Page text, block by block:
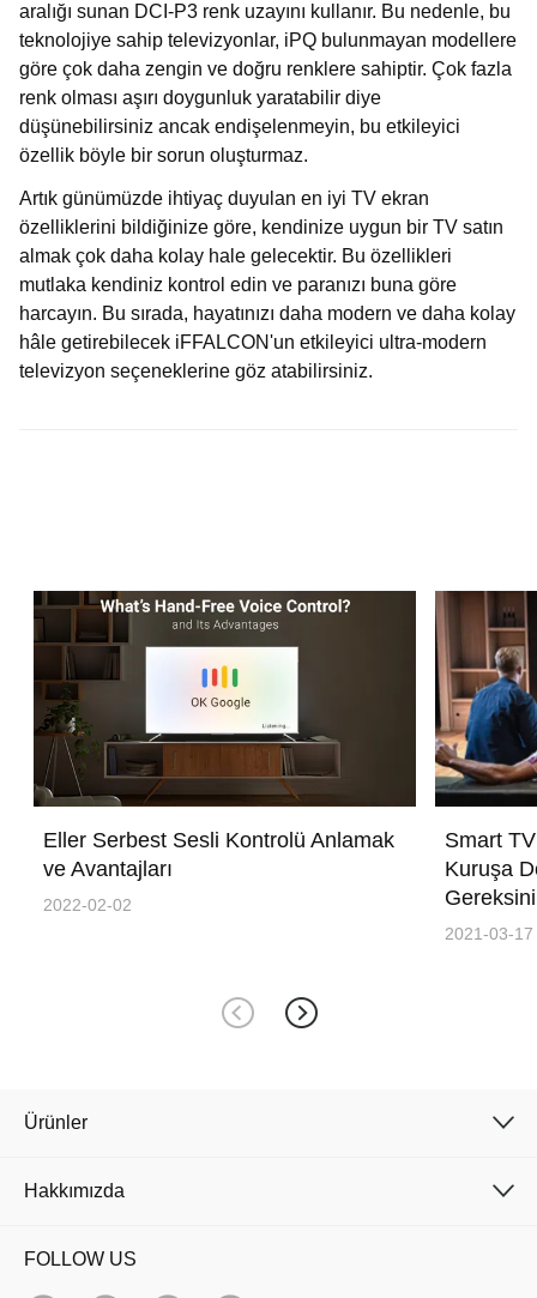
aralığı sunan DCI-P3 renk uzayını kullanır. Bu nedenle, bu
teknolojiye sahip televizyonlar, iPQ bulunmayan modellere
göre çok daha zengin ve doğru renklere sahiptir. Çok fazla
renk olması aşırı doygunluk yaratabilir diye
düşünebilirsiniz ancak endişelenmeyin, bu etkileyici
özellik böyle bir sorun oluşturmaz.
Artık günümüzde ihtiyaç duyulan en iyi TV ekran
özelliklerini bildiğinize göre, kendinize uygun bir TV satın
almak çok daha kolay hale gelecektir. Bu özellikleri
mutlaka kendiniz kontrol edin ve paranızı buna göre
harcayın. Bu sırada, hayatınızı daha modern ve daha kolay
hâle getirebilecek iFFALCON'un etkileyici ultra-modern
televizyon seçeneklerine göz atabilirsiniz.
Eller Serbest Sesli Kontrolü Anlamak
ve Avantajları
2022-02-02
Smart
Kuruşa
2021-03-17
Ürünler
Hakkımızda
FOLLOW US